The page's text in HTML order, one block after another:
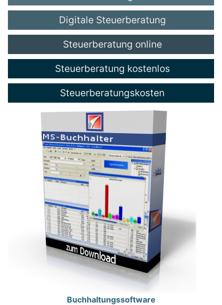
Digitale Steuerberatung
Steuerberatung online
Steuerberatung kostenlos
Steuerberatungskosten
Buchhaltungssoftware